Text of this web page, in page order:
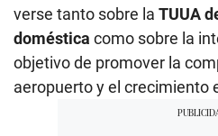
verse tanto sobre la TUUA
doméstica como sobre la
objetivo de promover la
aeropuerto y el crecimiento